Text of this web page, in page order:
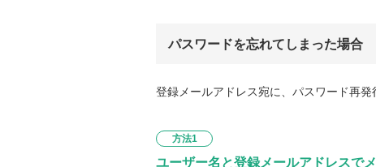
パスワードを忘れてしまった場合
登録メールアドレス宛に、パスワード再
方法1
ユーザー名と登録メールアドレスで